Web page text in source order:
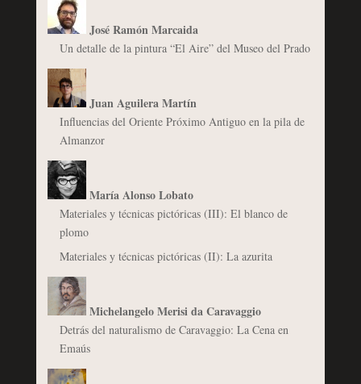
José Ramón Marcaida
Un detalle de la pintura “El Aire” del Museo del Prado
Juan Aguilera Martín
Influencias del Oriente Próximo Antiguo en la pila de
Almanzor
María Alonso Lobato
Materiales y técnicas pictóricas (III): El blanco de
plomo
Materiales y técnicas pictóricas (II): La azurita
Michelangelo Merisi da Caravaggio
Detrás del naturalismo de Caravaggio: La Cena en
Emaús